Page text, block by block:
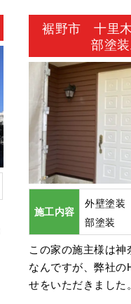
裾野市 十里
部塗
施工内容
外壁塗
部塗装
この家の施主様は
なんですが、弊社
せをいただきました